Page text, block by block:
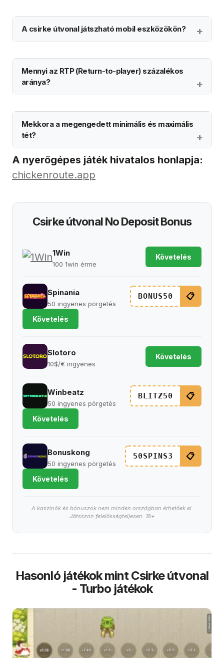
A csirke útvonal játszható mobil eszközökön?
Mennyi az RTP (Return-to-player) százalékos
aránya?
Mekkora a megengedett minimális és maximális
tét?
A nyerőgépes játék hivatalos honlapja:
chickenroute.app
Csirke útvonal No Deposit Bonus
1Win
100 1win érme
Követelés
Spinania
50 ingyenes pörgetés
BONUS50 📋
Követelés
Slotoro
10$/€ ingyenes
Követelés
Winbeatz
50 ingyenes pörgetés
BLITZ50 📋
Követelés
Bonuskong
50 ingyenes pörgetés
50SPINS3 📋
Követelés
A kaszinók és bónuszok nem minden országban érhetőek el.
Játsszon felelősségteljesen. 18+
Hasonló játékok mint Csirke útvonal
- Turbo játékok